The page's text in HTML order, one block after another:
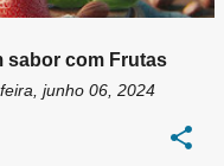
sabor com Frutas
junho 06, 2024